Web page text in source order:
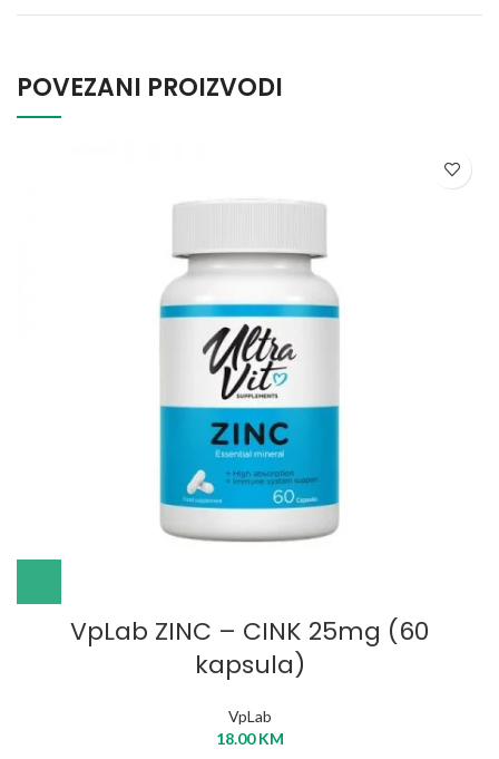
POVEZANI PROIZVODI
VpLab ZINC – CINK 25mg (60
kapsula)
VpLab
18.00KM